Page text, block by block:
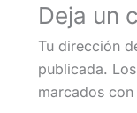
Deja un
Tu dirección
publicada.
marcados con